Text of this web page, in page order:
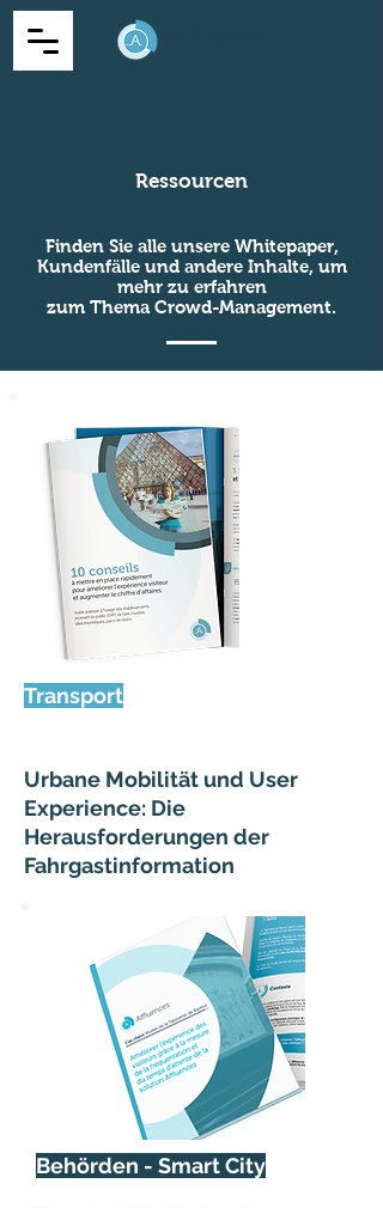
Ressourcen
Finden Sie alle unsere Whitepaper,
Kundenfälle und andere Inhalte, um
mehr zu erfahren
zum Thema Crowd-Management.
Transport
Urbane Mobilität und User
Experience: Die
Herausforderungen der
Fahrgastinformation
Behörden - Smart City